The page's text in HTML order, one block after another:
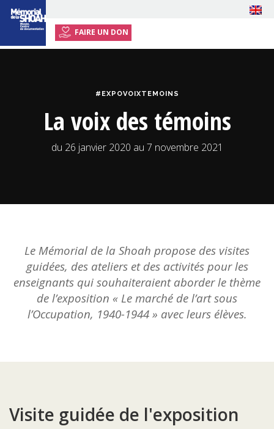
FAIRE UN DON
RESSOURCES
ENSEIGNANTS
PRESSE
#EXPOVOIXTEMOINS
La voix des témoins
du 26 janvier 2020 au 7 novembre 2021
Le Mémorial de la Shoah propose des visites
guidées, des ateliers et des activités pour les
enseignants qui souhaiteraient aborder le thème
de l’exposition « Le marché de l’art sous
l’Occupation, 1940-1944 » avec leurs élèves.
Visite guidée de l'exposition